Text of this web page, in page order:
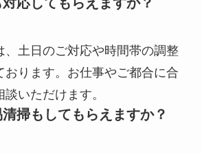
応してもらえますか？
、土日のご対応や時間帯の調整
おります。お仕事やご都合に合
いただけます。
掃もしてもらえますか？